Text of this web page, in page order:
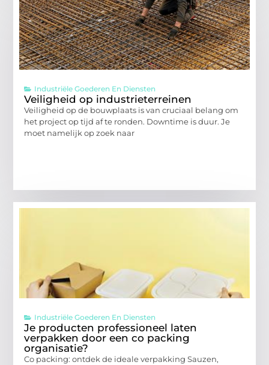
Industriële Goederen En Diensten
Veiligheid op industrieterreinen
Veiligheid op de bouwplaats is van cruciaal belang om
het project op tijd af te ronden. Downtime is duur. Je
moet namelijk op zoek naar
Industriële Goederen En Diensten
Je producten professioneel laten
verpakken door een co packing
organisatie?
Co packing: ontdek de ideale verpakking Sauzen,